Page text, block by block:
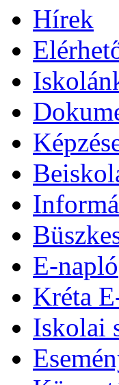
Hírek
E-napló
Kréta
Iskolai